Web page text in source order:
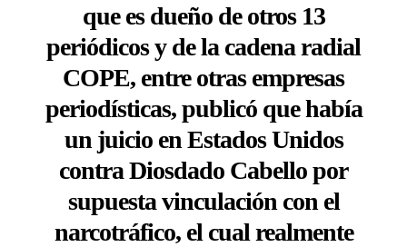
que es dueño de otros 13
periódicos y de la cadena radial
COPE, entre otras empresas
periodísticas, publicó que había
un juicio en Estados Unidos
contra Diosdado Cabello por
supuesta vinculación con el
narcotráfico, el cual realmente